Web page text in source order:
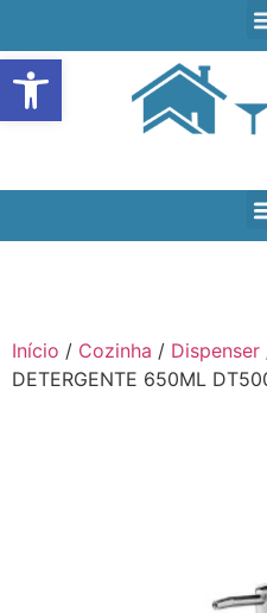
Open toolbar
Início / Cozinha / Dispenser
DETERGENTE 650ML